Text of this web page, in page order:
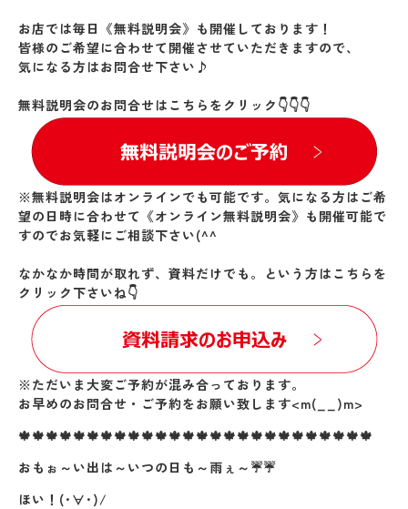
お店では毎日《無料説明会》も開催しております！
皆様のご希望に合わせて開催させていただきますので、
気になる方はお問合せ下さい♪
無料説明会のお問合せはこちらをクリック👇👇👇
※無料説明会はオンラインでも可能です。気になる方はご希
望の日時に合わせて《オンライン無料説明会》も開催可能で
すのでお気軽にご相談下さい(^^
なかなか時間が取れず、資料だけでも。という方はこちらを
クリック下さいね👇
※ただいま大変ご予約が混み合っております。
お早めのお問合せ・ご予約をお願い致します<m(__)m>
🍁🍁🍁🍁🍁🍁🍁🍁🍁🍁🍁🍁🍁🍁🍁🍁🍁🍁🍁🍁🍁🍁🍁🍁🍁🍁
おもぉ～い出は～いつの日も～雨ぇ～☔☔
ほい！(･∀･)/